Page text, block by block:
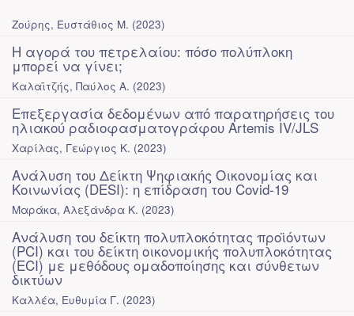
Ζούρης, Ευστάθιος Μ. (2023)
Η αγορά του πετρελαίου: πόσο πολύπλοκη
μπορεί να γίνει;
Καλαϊτζής, Παύλος Α. (2023)
Επεξεργασία δεδομένων από παρατηρήσεις του
ηλιακού ραδιοφασματογράφου Artemis IV/JLS
Χαρίλας, Γεώργιος Κ. (2023)
Ανάλυση του Δείκτη Ψηφιακής Οικονομίας και
Κοινωνίας (DESI): η επίδραση του Covid-19
Μαράκα, Αλεξάνδρα Κ. (2023)
Ανάλυση του δείκτη πολυπλοκότητας προϊόντων
(PCI) και του δείκτη οικονομικής πολυπλοκότητας
(ECI) με μεθόδους ομαδοποίησης και σύνθετων
δικτύων
Καλλέα, Ευθυμία Γ. (2023)